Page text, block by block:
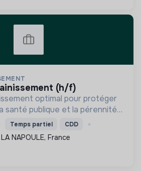
(h/f)
optimal pour protéger
santé publique et la pérennité
tout en prévenant les
la conformité
Temps partiel CDD
NAPOULE, France